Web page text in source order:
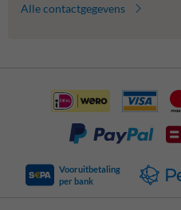
Alle contactgegevens
Vooruitbetaling
per bank